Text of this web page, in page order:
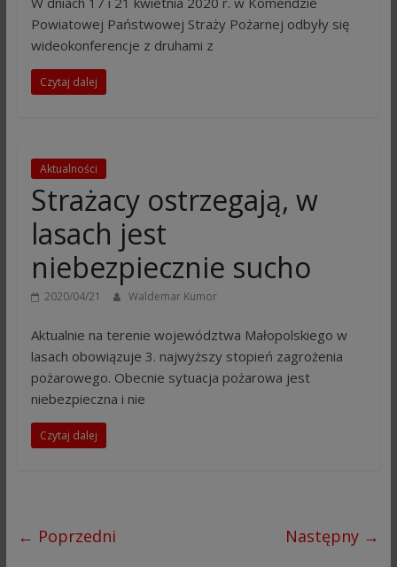
Powiatowej Państwowej Straży Pożarnej odbyły się
wideokonferencje z druhami z
Czytaj dalej
Aktualności
Strażacy ostrzegają, w
lasach jest
niebezpiecznie sucho
2020/04/21 Waldemar Kumor
Aktualnie na terenie województwa Małopolskiego w
lasach obowiązuje 3. najwyższy stopień zagrożenia
pożarowego. Obecnie sytuacja pożarowa jest
niebezpieczna i nie
Czytaj dalej
← Poprzedni Następny →